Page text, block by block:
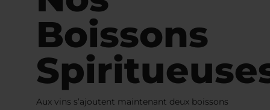
Boissons
Aux vins s’ajoutent maintenant deux boissons